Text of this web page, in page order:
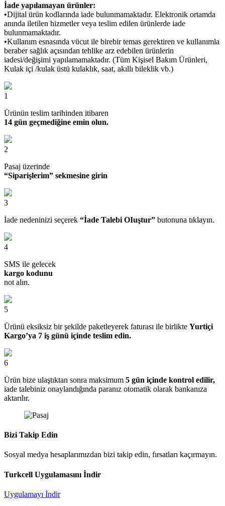
İade yapılamayan ürünler:
•Dijital ürün kodlarında iade bulunmamaktadır. Elektronik ortamda
anında iletilen hizmetler veya teslim edilen ürünlerde iade
bulunmamaktadır.
•Kullanım esnasında vücut ile birebir temas gerektiren ve kullanımla
beraber sağlık açısından tehlike arz edebilen ürünlerin
iadesi/değişimi yapılamamaktadır. (Tüm Kişisel Bakım Ürünleri,
Kulak içi /kulak üstü kulaklık, saat, akıllı bileklik vb.)
1
Ürünün teslim tarihinden itibaren
14 gün geçmediğine emin olun.
2
Pasaj üzerinde
“Siparişlerim” sekmesine girin
3
İade nedeninizi seçerek “İade Talebi OIuştur” butonuna tıklayın.
4
SMS ile gelecek
kargo kodunu
not alın.
5
Ürünü eksiksiz bir şekilde paketleyerek faturası ile birlikte Yurtiçi
Kargo’ya 7 iş günü içinde teslim edin.
6
Ürün bize ulaştıktan sonra maksimum 5 gün içinde kontrol edilir,
iade talebiniz onaylandığında paranız otomatik olarak bankanıza
aktarılır.
Bizi Takip Edin
Sosyal medya hesaplarımızdan bizi takip edin, fırsatları kaçırmayın.
Turkcell Uygulamasını İndir
Uygulamayı İndir